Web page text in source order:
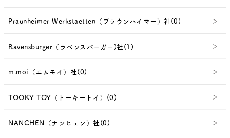
Praunheimer Werkstaetten（プラウンハイマー）社(0)
Ravensburger（ラベンスバーガー)社(1)
m.moi（エムモイ）社(0)
TOOKY TOY（トーキートイ）(0)
NANCHEN（ナンヒェン）社(0)